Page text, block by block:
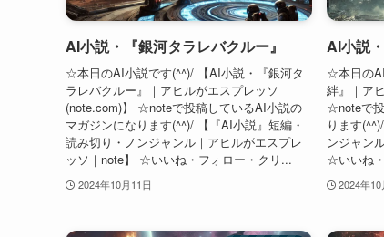
AI小説・『銀河タラレバクルー』
☆本日のAI小説です(^^)/ 【AI小説・『銀河タ
ラレバクルー』｜アヒルがエスプレッソ
(note.com)】 ☆noteで投稿しているAI小説の
マガジンになります(^^)/ 【『AI小説』短編・
読み切り・ノンジャンル｜アヒルがエスプレ
ッソ｜note】 ☆いいね・フォロー・クリ...
2024年10月11日
AI小説
☆本日の
絆』｜ア
☆noteで
ります
ンジャン
☆いいね
2024年10